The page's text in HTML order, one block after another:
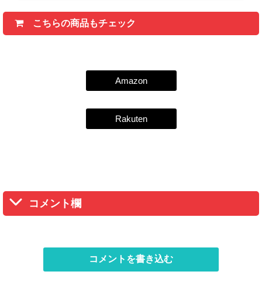
こちらの商品もチェック
Amazon
Rakuten
コメント欄
コメントを書き込む